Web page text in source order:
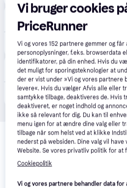
Kids-world.dk
Fri fragt,1-2 dage
Watery 4.7 (170)
37 kr. fragt,1-2 dage
Relaterede produkter
Se vores forslag til andre produkter,
interesser. Vis alle
Trender
Vi bruger cookies
PriceRunner
Vi og vores152 partnere gemmer og får
personoplysninger, f.eks. browserdata
identifikatorer, på din enhed. Hvis du
det muligt for sporingsteknologier at
der er vist under »Vi og vores partnere
levere«. Hvis du vælger Afvis alle eller
samtykke tilbage, deaktiveres de. Hvis
deaktiveret, er noget indhold og
ikke så relevant for dig. Du kan til
menu igen for at ændre dine valg eller
tilbage når som helst ved at klikke
nederst på websiden. Dine valg vil have
Website. Se vores privatliv politik for at
Cookiepolitik
Vi og vores partnere behandler data for